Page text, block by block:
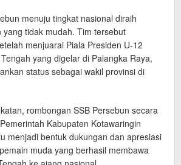
menuju tingkat nasional diraih
yang tidak mudah. Tim tersebut
menjuarai Piala Presiden U-12
yang digelar di Palangka Raya,
status sebagai wakil provinsi di
rombongan SSB Persebun secara
Kabupaten Kotawaringin
menjadi bentuk dukungan dan apresiasi
muda yang berhasil membawa